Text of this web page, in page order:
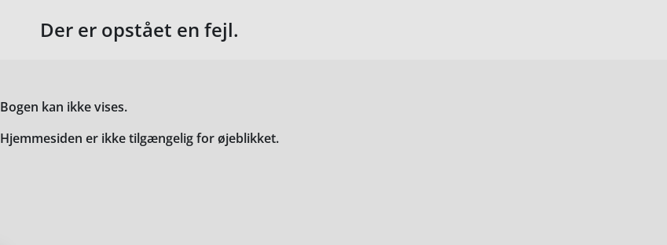
Der er opstået en fejl.
Bogen kan ikke vises.
Hjemmesiden er ikke tilgængelig for øjeblikket.